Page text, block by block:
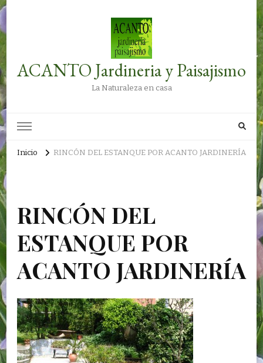
ACANTO Jardineria y Paisajismo
La Naturaleza en casa
Inicio RINCÓN DEL ESTANQUE POR ACANTO JARDINERÍA
RINCÓN DEL
ESTANQUE POR
ACANTO JARDINERÍA